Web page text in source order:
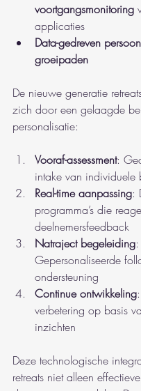
voortgangsmonitoring
applicaties
Data-gedreven
groeipaden
De nieuwe generatie
zich door een gelaagde
personalisatie:
Vooraf-assessment:
intake van individuele
Real-time aanpassing:
programma’s die
deelnemersfeedback
Natraject begeleiding:
Gepersonaliseerde
ondersteuning
Continue ontwikkeling
verbetering op basis
inzichten
Deze technologische
retreats niet alleen